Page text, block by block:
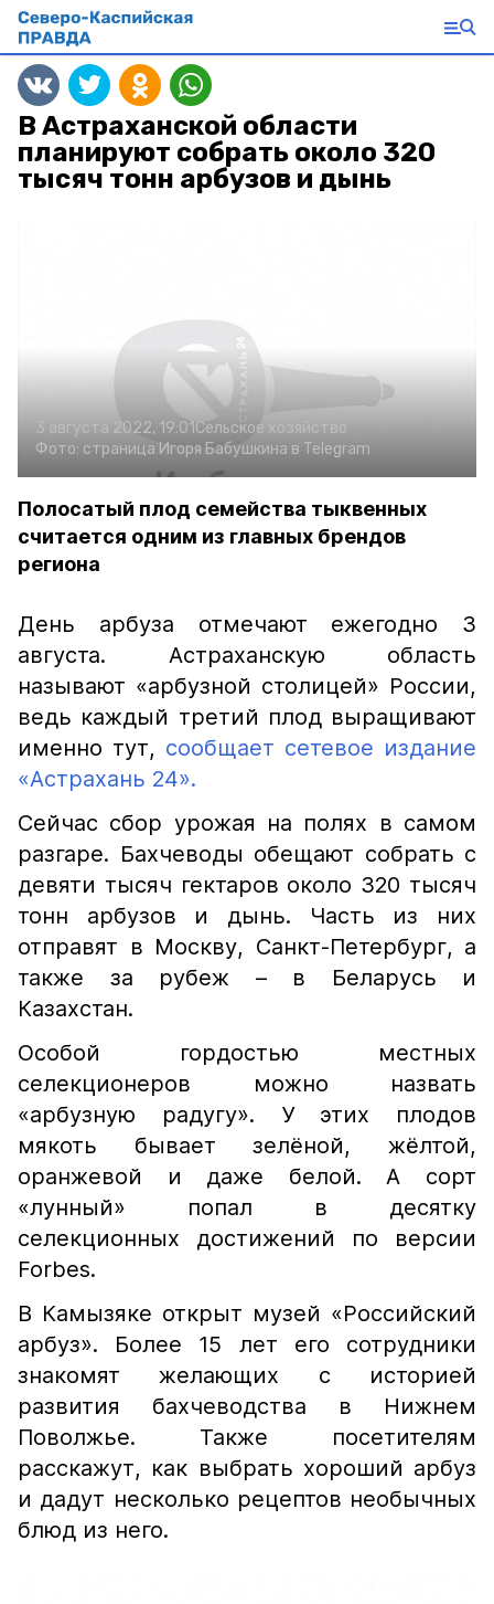
В Астраханской области
планируют собрать около 320
тысяч тонн арбузов и дынь
3 августа 2022, 19:01Сельское хозяйство
Фото: страница Игоря Бабушкина в Telegram
Полосатый плод семейства тыквенных
считается одним из главных брендов
региона
День арбуза отмечают ежегодно 3
августа. Астраханскую область
называют «арбузной столицей» России,
ведь каждый третий плод выращивают
именно тут, сообщает сетевое издание
«Астрахань 24».
Сейчас сбор урожая на полях в самом
разгаре. Бахчеводы обещают собрать с
девяти тысяч гектаров около 320 тысяч
тонн арбузов и дынь. Часть из них
отправят в Москву, Санкт-Петербург, а
также за рубеж – в Беларусь и
Казахстан.
Особой гордостью местных
селекционеров можно назвать
«арбузную радугу». У этих плодов
мякоть бывает зелёной, жёлтой,
оранжевой и даже белой. А сорт
«лунный» попал в десятку
селекционных достижений по версии
Forbes.
В Камызяке открыт музей «Российский
арбуз». Более 15 лет его сотрудники
знакомят желающих с историей
развития бахчеводства в Нижнем
Поволжье. Также посетителям
расскажут, как выбрать хороший арбуз
и дадут несколько рецептов необычных
блюд из него.